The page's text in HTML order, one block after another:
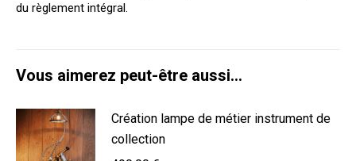
du règlement intégral.
Vous aimerez peut-être aussi…
Création lampe de métier instrument de
collection